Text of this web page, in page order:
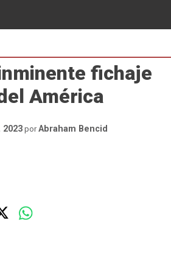
fichaje
América
por Abraham Bencid